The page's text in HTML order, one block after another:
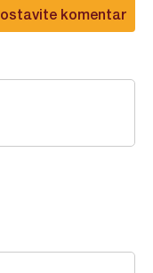
komentar